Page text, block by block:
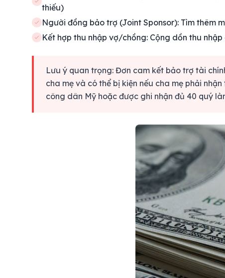
thiếu)
Người đồng bảo trợ (Joint Sponsor): Tìm thêm
Kết hợp thu nhập vợ/chồng: Cộng dồn thu
Lưu ý quan trọng: Đơn cam kết bảo trợ tài
cha mẹ và có thể bị kiện nếu cha mẹ phải
công dân Mỹ hoặc được ghi nhận đủ 40 quý